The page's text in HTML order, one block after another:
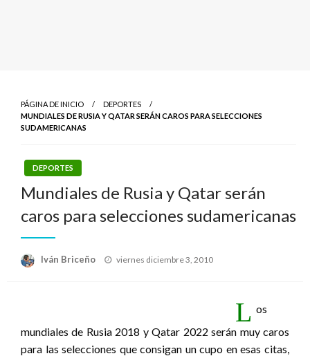
PÁGINA DE INICIO
DEPORTES
MUNDIALES DE RUSIA Y QATAR SERÁN CAROS PARA SELECCIONES
SUDAMERICANAS
DEPORTES
Mundiales de Rusia y Qatar serán
caros para selecciones sudamericanas
Iván Briceño
Publicado
viernes diciembre 3, 2010
L os
mundiales de Rusia 2018 y Qatar 2022 serán muy caros
para las selecciones que consigan un cupo en esas citas,